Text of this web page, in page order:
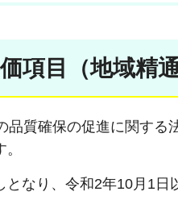
項目（地域精
質確保の促進に関す
なり、令和2年10月1